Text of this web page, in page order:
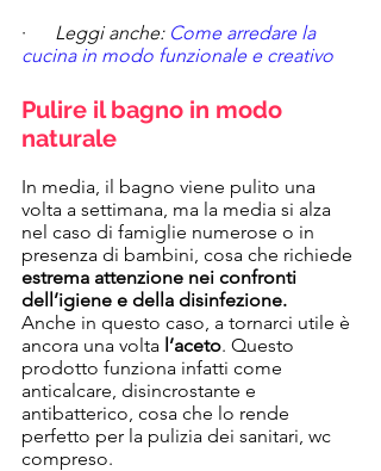
· Leggi anche: Come arredare la
cucina in modo funzionale e creativo
Pulire il bagno in modo
naturale
In media, il bagno viene pulito una
volta a settimana, ma la media si alza
nel caso di famiglie numerose o in
presenza di bambini, cosa che richiede
estrema attenzione nei confronti
dell’igiene e della disinfezione.
Anche in questo caso, a tornarci utile è
ancora una volta l’aceto. Questo
prodotto funziona infatti come
anticalcare, disincrostante e
antibatterico, cosa che lo rende
perfetto per la pulizia dei sanitari, wc
compreso.